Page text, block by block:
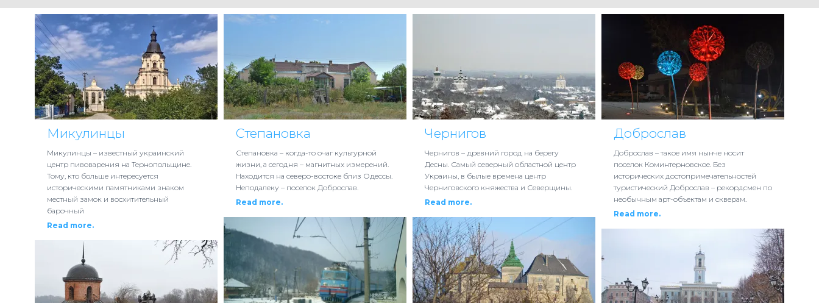
Микулинцы
Микулинцы – известный украинский
центр пивоварения на Тернопольщине.
Тому, кто больше интересуется
историческими памятниками знаком
местный замок и восхитительный
барочный
Read more.
Степановка
Степановка – когда-то очаг культурной
жизни, а сегодня – магнитных измерений.
Находится на северо-востоке близ Одессы.
Неподалеку – поселок Доброслав.
Read more.
Чернигов
Чернигов – древний город на берегу
Десны. Самый северный областной центр
Украины, в былые времена центр
Черниговского княжества и Северщины.
Read more.
Доброслав
Доброслав – такое имя нынче носит
поселок Коминтерновское. Без
исторических достопримечательностей
туристический Доброслав – рекордсмен по
необычным арт-объектам и скверам.
Read more.